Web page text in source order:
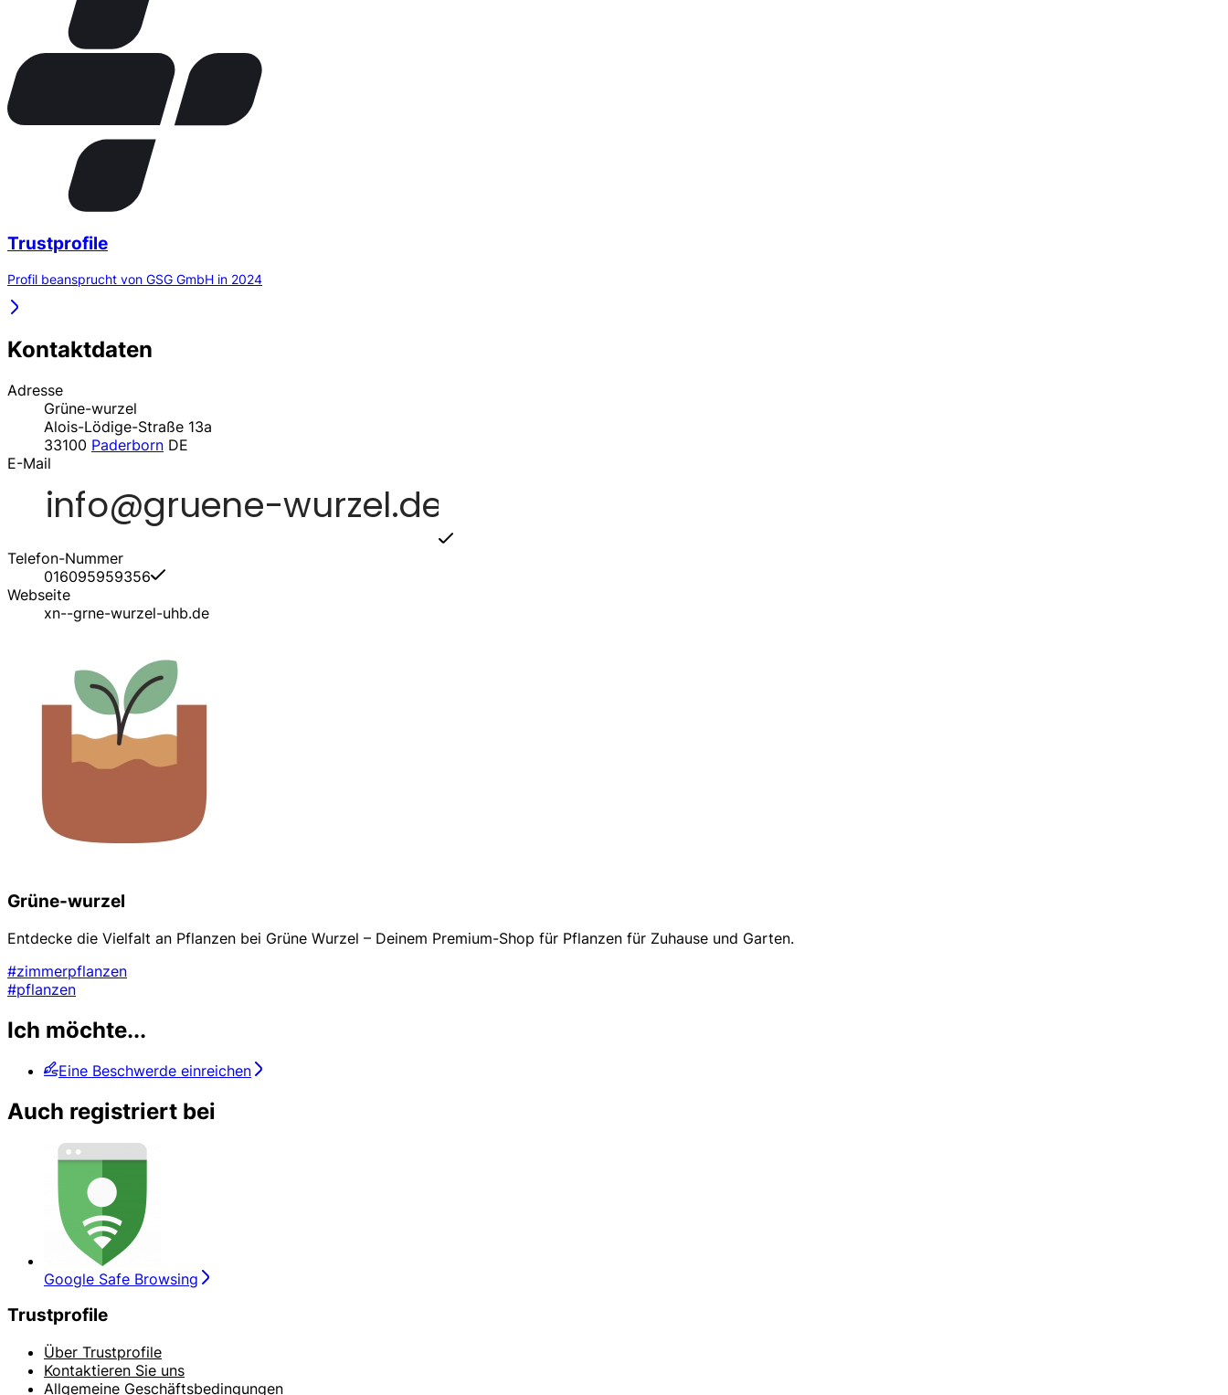
Trustprofile
Profil beansprucht von GSG GmbH in 2024
Kontaktdaten
Adresse
Grüne-wurzel
Alois-Lödige-Straße 13a
33100 Paderborn DE
E-Mail
Telefon-Nummer
016095959356
Webseite
xn--grne-wurzel-uhb.de
Grüne-wurzel
Entdecke die Vielfalt an Pflanzen bei Grüne Wurzel – Deinem Premium-Shop für Pflanzen für Zuhause und Garten.
#zimmerpflanzen
#pflanzen
Ich möchte...
Eine Beschwerde einreichen
Auch registriert bei
Google Safe Browsing
Trustprofile
Über Trustprofile
Kontaktieren Sie uns
Allgemeine Geschäftsbedingungen